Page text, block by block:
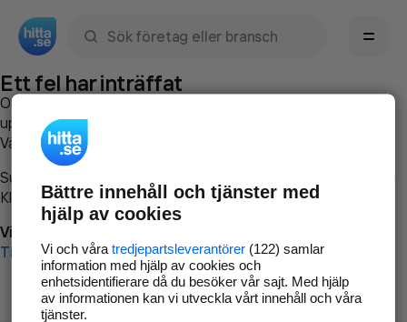
Ett fel har inträffat
Om du vill kan du
uppstod så att vi lättare och snabbare kan avhjälpa det.
Vänligen försök med följande:
Surfa till
Klicka påTillbaka-knappen i webbläsaren och försök igen
Vi beklagar besväret!
Till startsidan
Bättre innehåll och tjänster med
hjälp av cookies
Vi och våra tredjepartsleverantörer(122) samlar
information med hjälp av cookies och
enhetsidentifierare då du besöker vår sajt. Med hjälp
av informationen kan vi utveckla vårt innehåll och våra
tjänster.